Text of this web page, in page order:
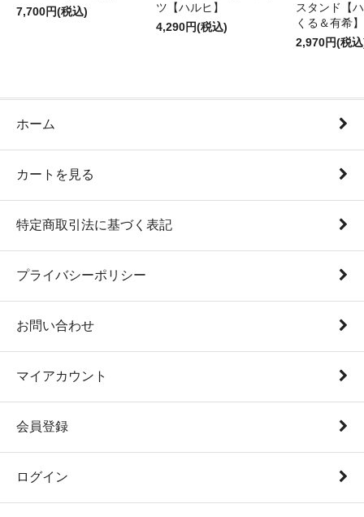
7,700円(税込)
ツ【ハルヒ】
4,290円(税込)
スタンド【
くる＆有希】
2,970円(税
ホーム
カートを見る
特定商取引法に基づく表記
プライバシーポリシー
お問い合わせ
マイアカウント
会員登録
ログイン